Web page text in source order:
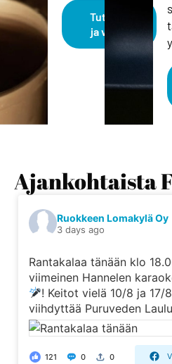
Tutustu
ja varaa
Ajankohtaista
Ruokkeen Lomakylä Oy
3 days ago
Rantakalaa tänään klo
viimeinen Hannelen
! Keitot vielä 10/8 ja 17/
viihdyttää Puruveden
121 0 0